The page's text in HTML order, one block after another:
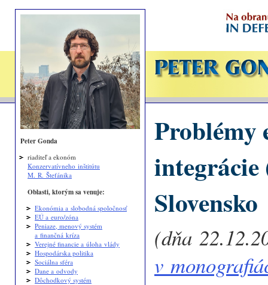
Peter Gonda
riaditeľ a ekonóm
Konzervatívneho inštitútu
M. R. Štefánika
Oblasti, ktorým sa venuje:
Ekonómia a slobodná spoločnosť
EÚ a euro/zóna
Peniaze, menový systém
a finančná kríza
Verejné financie a úloha vlády
Hospodárska politika
Sociálna sféra
Dane a odvody
Dôchodkový systém
Problémy
integrácie
Slovensko
(dňa
v